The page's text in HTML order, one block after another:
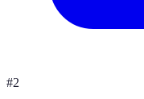
#2